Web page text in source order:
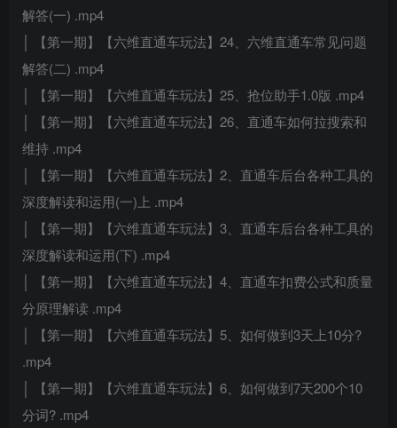
解答(一) .mp4
│ 【第一期】【六维直通车玩法】24、六维直通车常见问题
解答(二) .mp4
│ 【第一期】【六维直通车玩法】25、抢位助手1.0版 .mp4
│ 【第一期】【六维直通车玩法】26、直通车如何拉搜索和
维持 .mp4
│ 【第一期】【六维直通车玩法】2、直通车后台各种工具的
深度解读和运用(一)上 .mp4
│ 【第一期】【六维直通车玩法】3、直通车后台各种工具的
深度解读和运用(下) .mp4
│ 【第一期】【六维直通车玩法】4、直通车扣费公式和质量
分原理解读 .mp4
│ 【第一期】【六维直通车玩法】5、如何做到3天上10分?
.mp4
│ 【第一期】【六维直通车玩法】6、如何做到7天200个10
分词? .mp4